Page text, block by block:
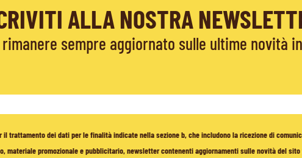
ALLA NOSTRA
sempre aggiornato sulle ultime novità
il trattamento dei dati per le finalità indicate nella sezione b, che includono la ricezione di
materiale promozionale e pubblicitario, newsletter contenenti aggiornamenti sulle novità del